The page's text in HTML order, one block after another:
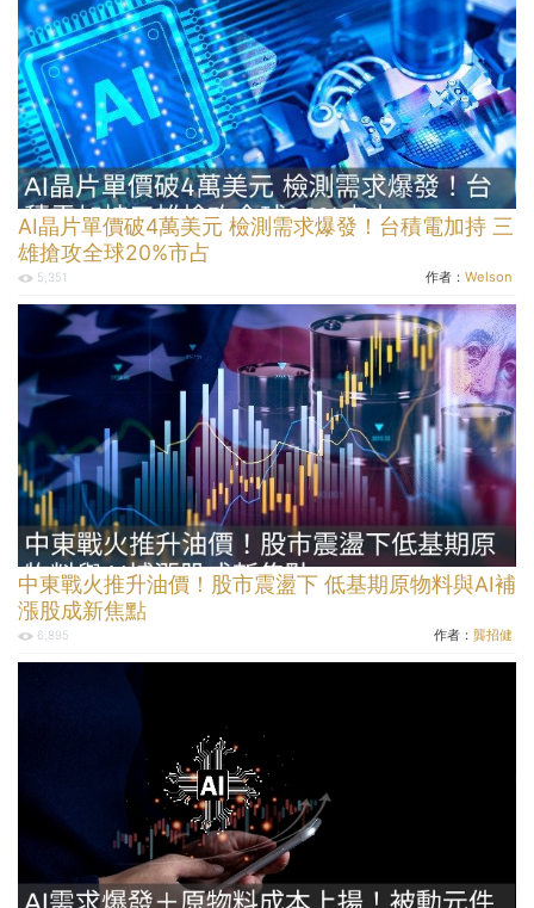
AI晶片單價破4萬美元 檢測需求爆發！台積電加持 三
雄搶攻全球20%市占
5,351 作者： Welson
中東戰火推升油價！股市震盪下 低基期原物料與AI補
漲股成新焦點
6,895 作者： 龔招健